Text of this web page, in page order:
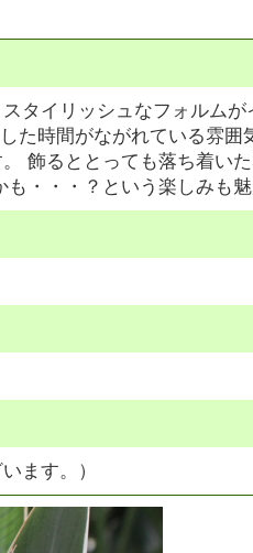
タイリッシュなフォルムが
た時間がながれている雰囲
飾るととっても落ち着い
・・・？という楽しみも魅
ます。）